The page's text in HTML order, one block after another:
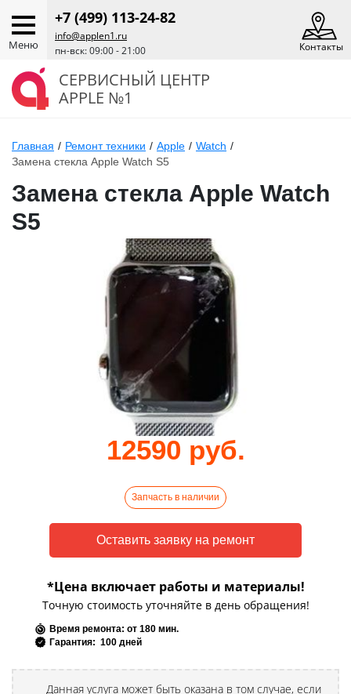
Меню
+7 (499) 113-24-82
info@applen1.ru
пн-вск: 09:00 - 21:00
Контакты
СЕРВИСНЫЙ ЦЕНТР
APPLE №1
Главная / Ремонт техники / Apple / Watch /
Замена стекла Apple Watch S5
Замена стекла Apple Watch
S5
12590 руб.
Запчасть в наличии
*Цена включает работы и материалы!
Точную стоимость уточняйте в день обращения!
Время ремонта: от 180 мин.
Гарантия: 100 дней
Данная услуга может быть оказана в том случае, если